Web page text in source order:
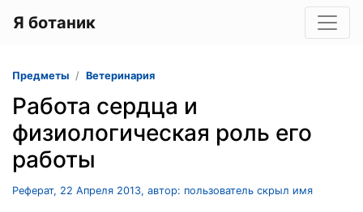
Я ботаник
Предметы Ветеринария
Работа сердца и
физиологическая роль его
работы
Реферат, 22 Апреля 2013, автор: пользователь скрыл имя